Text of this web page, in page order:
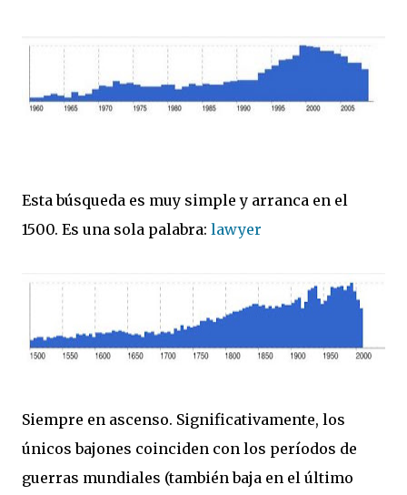
Esta búsqueda es muy simple y arranca en el
1500. Es una sola palabra: lawyer
Siempre en ascenso. Significativamente, los
únicos bajones coinciden con los períodos de
guerras mundiales (también baja en el último